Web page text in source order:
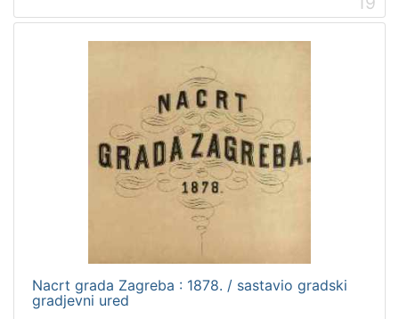
Nacrt grada Zagreba : 1878. / sastavio gradski
gradjevni ured